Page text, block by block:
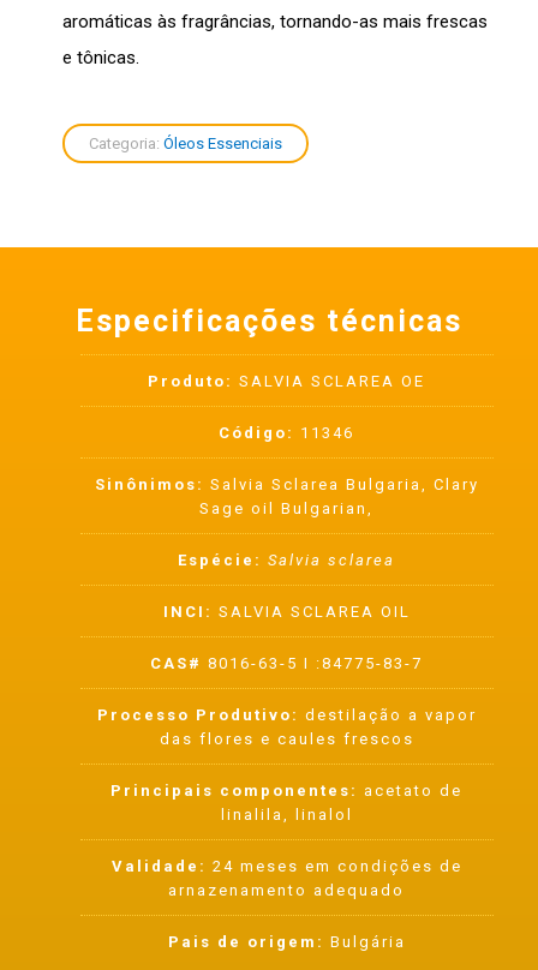
aromáticas às fragrâncias, tornando-as mais frescas
e tônicas.
Categoria:Óleos Essenciais
Especificações técnicas
Produto: SALVIA SCLAREA OE
Código: 11346
Sinônimos: Salvia Sclarea Bulgaria, Clary
Sage oil Bulgarian,
Espécie: Salvia sclarea
INCI: SALVIA SCLAREA OIL
CAS# 8016-63-5 I :84775-83-7
Processo Produtivo: destilação a vapor
das flores e caules frescos
Principais componentes: acetato de
linalila, linalol
Validade: 24 meses em condições de
arnazenamento adequado
Pais de origem: Bulgária